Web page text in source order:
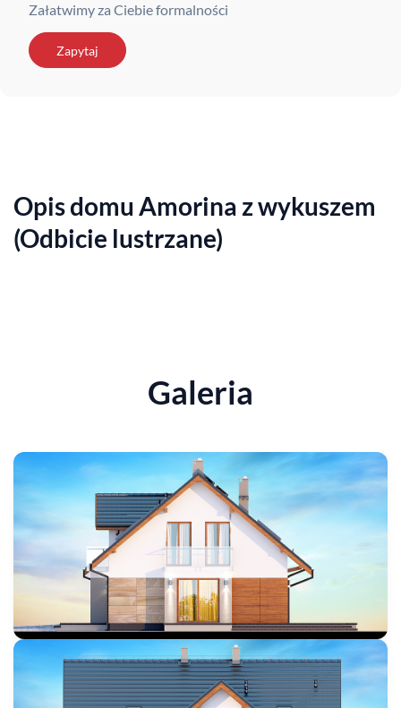
Załatwimy za Ciebie formalności
Zapytaj
Opis domu Amorina z wykuszem
(Odbicie lustrzane)
Galeria